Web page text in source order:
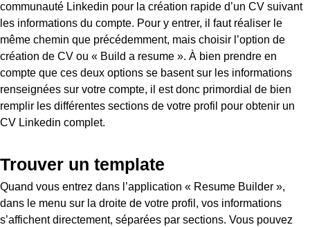
communauté Linkedin pour la création rapide d’un CV suivant
les informations du compte. Pour y entrer, il faut réaliser le
même chemin que précédemment, mais choisir l’option de
création de CV ou « Build a resume ». À bien prendre en
compte que ces deux options se basent sur les informations
renseignées sur votre compte, il est donc primordial de bien
remplir les différentes sections de votre profil pour obtenir un
CV Linkedin complet.
Trouver un template
Quand vous entrez dans l’application « Resume Builder »,
dans le menu sur la droite de votre profil, vos informations
s’affichent directement, séparées par sections. Vous pouvez